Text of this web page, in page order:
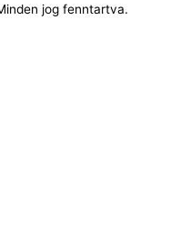
jog fenntartva.